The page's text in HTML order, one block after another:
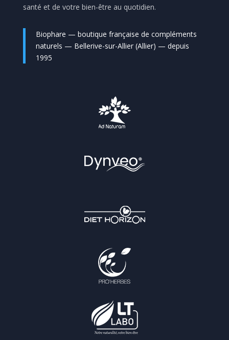
santé et de votre bien-être au quotidien.
Biophare — boutique française de compléments
naturels — Bellerive-sur-Allier (Allier) — depuis
1995